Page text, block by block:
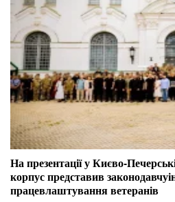
На презентації у Києво-
корпус представив
працевлаштування ветеранів